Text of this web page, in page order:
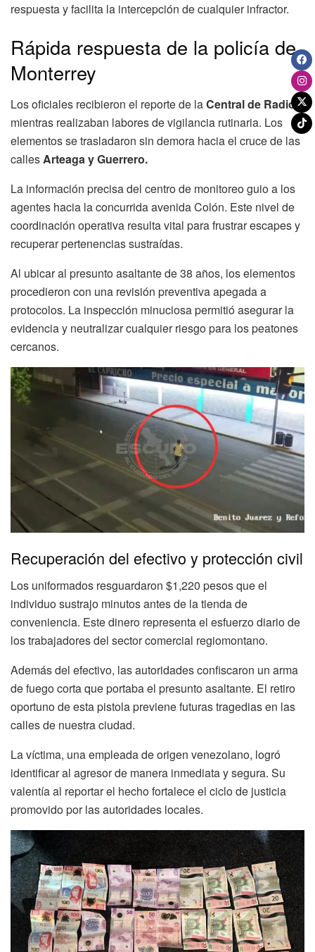
respuesta y facilita la intercepción de cualquier infractor.
Rápida respuesta de la policía de
Monterrey
Los oficiales recibieron el reporte de laCentral de Radio
mientras realizaban labores de vigilancia rutinaria. Los
elementos se trasladaron sin demora hacia el cruce de las
callesArteaga y Guerrero.
La información precisa del centro de monitoreo guio a los
agentes hacia la concurrida avenida Colón. Este nivel de
coordinación operativa resulta vital para frustrar escapes y
recuperar pertenencias sustraídas.
Al ubicar al presunto asaltante de 38 años, los elementos
procedieron con una revisión preventiva apegada a
protocolos. La inspección minuciosa permitió asegurar la
evidencia y neutralizar cualquier riesgo para los peatones
cercanos.
Recuperación del efectivo y protección civil
Los uniformados resguardaron $1,220 pesos que el
individuo sustrajo minutos antes de la tienda de
conveniencia. Este dinero representa el esfuerzo diario de
los trabajadores del sector comercial regiomontano.
Además del efectivo, las autoridades confiscaron un arma
de fuego corta que portaba el presunto asaltante. El retiro
oportuno de esta pistola previene futuras tragedias en las
calles de nuestra ciudad.
La víctima, una empleada de origen venezolano, logró
identificar al agresor de manera inmediata y segura. Su
valentía al reportar el hecho fortalece el ciclo de justicia
promovido por las autoridades locales.